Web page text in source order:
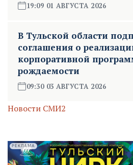
19:09 01 АВГУСТА 2026
В Тульской области
соглашения о
корпоративной
рождаемости
09:30 03 АВГУСТА 2026
Новости СМИ2
РЕКЛАМА